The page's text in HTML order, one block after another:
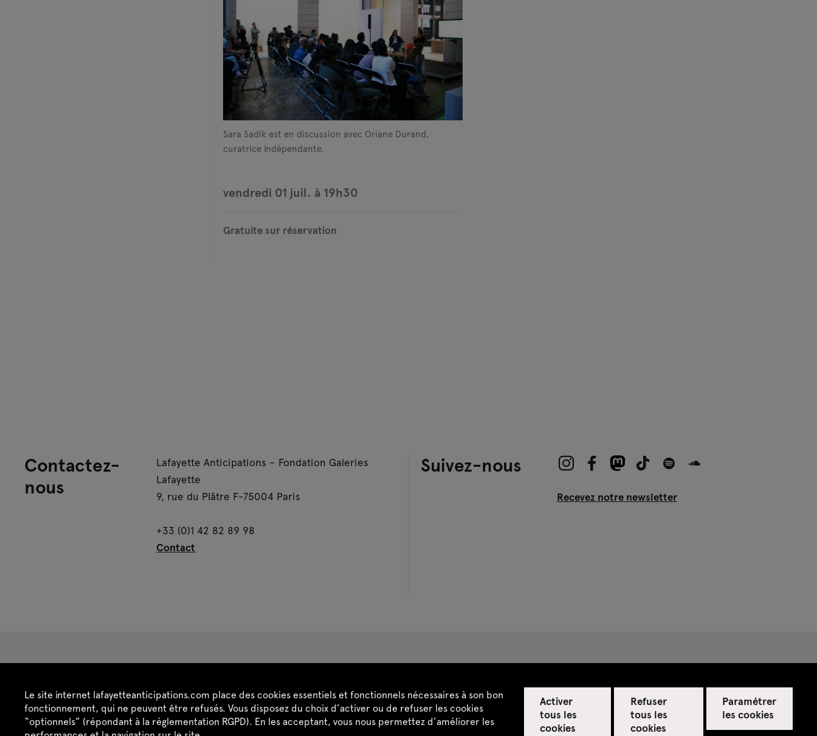
Le site internet lafayetteanticipations.com place des cookies essentiels et fonctionnels nécessaires à son bon
fonctionnement, qui ne peuvent être refusés. Vous disposez du choix d’activer ou de refuser les cookies
“optionnels” (répondant à la réglementation RGPD). En les acceptant, vous nous permettez d’améliorer les
Activer
tous les
cookies
Refuser
tous les
cookies
Paramétrer
les cookies
Sara Sadik est en discussion avec Oriane Durand,
curatrice indépendante.
vendredi 01 juil. à 19h30
Gratuite sur réservation
Contactez-
nous
Lafayette Anticipations – Fondation Galeries
Lafayette
9, rue du Plâtre F-75004 Paris
+33 (0)1 42 82 89 98
Contact
Suivez-nous
Recevez notre newsletter
Crédits Mentions légales Politique de confidentialité CGU / CGV Plan du site